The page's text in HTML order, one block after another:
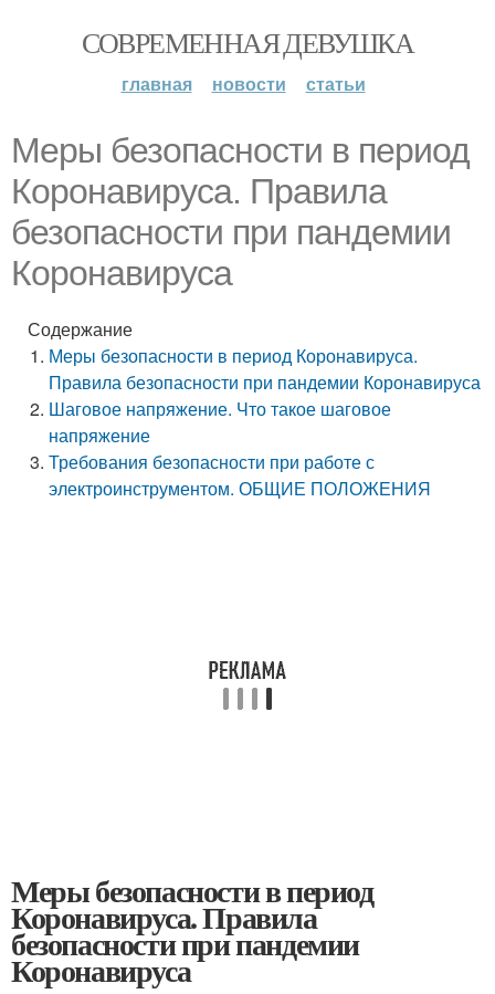
СОВРЕМЕННАЯ ДЕВУШКА
главная новости статьи
Меры безопасности в период
Коронавируса. Правила
безопасности при пандемии
Коронавируса
Содержание
Меры безопасности в период Коронавируса.
Правила безопасности при пандемии Коронавируса
Шаговое напряжение. Что такое шаговое
напряжение
Требования безопасности при работе с
электроинструментом. ОБЩИЕ ПОЛОЖЕНИЯ
Меры безопасности в период
Коронавируса. Правила
безопасности при пандемии
Коронавируса